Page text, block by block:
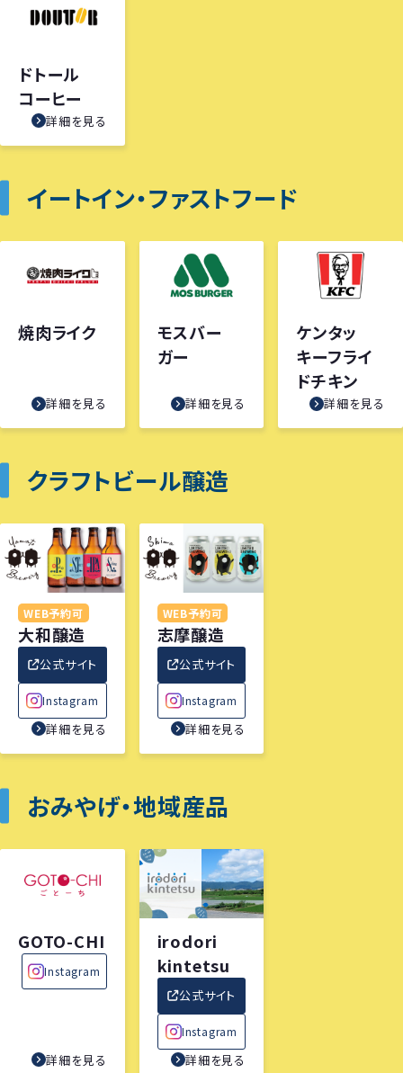
ドトール
コーヒー
詳細を見る
イートイン・ファストフード
焼肉ライク
詳細を見る
モスバー
ガー
詳細を見る
ケンタッ
キーフライ
ドチキン
詳細を見る
クラフトビール醸造
WEB予約可
大和醸造
公式サイト
Instagram
詳細を見る
WEB予約可
志摩醸造
公式サイト
Instagram
詳細を見る
おみやげ・地域産品
GOTO-CHI
Instagram
詳細を見る
irodori
kintetsu
公式サイト
Instagram
詳細を見る